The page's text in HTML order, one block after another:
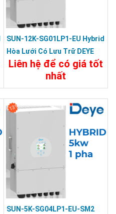
SUN-12K-SG01LP1-EU Hybrid
Hòa Lưới Có Lưu Trữ DEYE
12KW 1 Pha
Liên hệ để có giá tốt
nhất
13%
SUN-5K-SG04LP1-EU-SM2